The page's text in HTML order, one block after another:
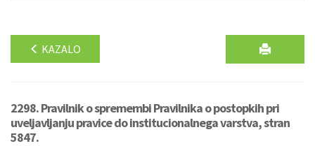
KAZALO
2298. Pravilnik o spremembi Pravilnika o postopkih pri
uveljavljanju pravice do institucionalnega varstva, stran
5847.